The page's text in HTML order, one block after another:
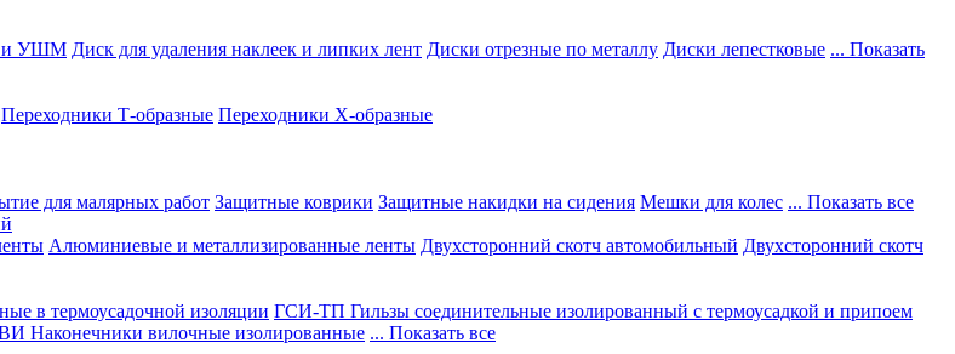
и УШМ Диск для удаления наклеек и липких лент Диски отрезные по металлу Диски лепестковые ... Показать
Переходники Т-образные Переходники Х-образные
для малярных работ Защитные коврики Защитные накидки на сидения Мешки для колес ... Показать все
Алюминиевые и металлизированные ленты Двухсторонний скотч автомобильный Двухсторонний скотч
в термоусадочной изоляции ГСИ-ТП Гильзы соединительные изолированный с термоусадкой и припоем
Наконечники вилочные изолированные ... Показать все